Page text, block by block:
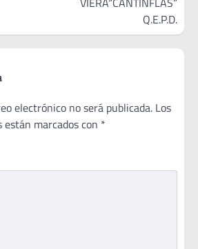
Q.E.P.D.
electrónico no será publicada. Los
marcados con *